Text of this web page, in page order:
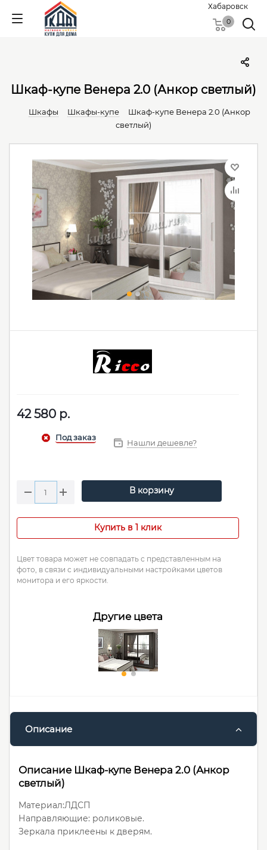
Хабаровск
0
Шкаф-купе Венера 2.0 (Анкор светлый)
Шкафы Шкафы-купе
Шкаф-купе Венера 2.0 (Анкор
светлый)
42 580 р.
Нашли дешевле?
В корзину
Купить в 1 клик
Цвет товара может не совпадать с представленным на
фото, в связи с индивидуальными настройками цветов
монитора и его яркости.
Другие цвета
Описание
Описание Шкаф-купе Венера 2.0 (Анкор
светлый)
Материал:ЛДСП
Направляющие: роликовые.
Зеркала приклеены к дверям.